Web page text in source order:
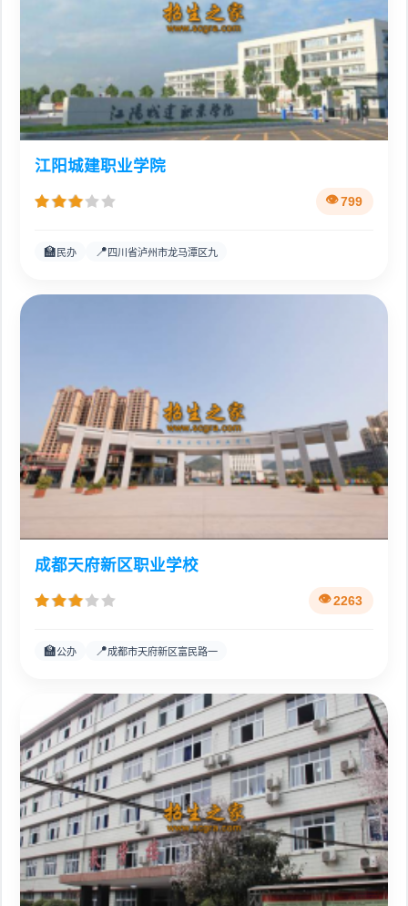
江阳城建职业学院
799
🏫 民办 📍四川省泸州市龙马潭区九
成都天府新区职业学校
2263
🏫公办 📍成都市天府新区富民路一